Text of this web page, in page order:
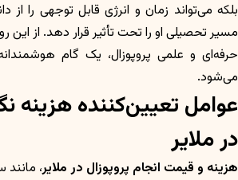
بلکه می‌تواند زمان و انرژی قابل توجهی را
مسیر تحصیلی او را تحت تأثیر قرار دهد. از این
حرفه‌ای و علمی پروپوزال، یک گام
می‌شود.
عوامل تعیین‌کننده هزینه
در ملایر
هزینه و قیمت انجام پروپوزال در ملایر،